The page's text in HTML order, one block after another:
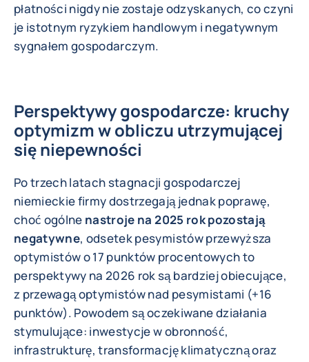
płatności nigdy nie zostaje odzyskanych, co czyni
je istotnym ryzykiem handlowym i negatywnym
sygnałem gospodarczym.
Perspektywy gospodarcze: kruchy
optymizm w obliczu utrzymującej
się niepewności
Po trzech latach stagnacji gospodarczej
niemieckie firmy dostrzegają jednak poprawę,
choć ogólne nastroje na 2025 rok pozostają
negatywne, odsetek pesymistów przewyższa
optymistów o 17 punktów procentowych to
perspektywy na 2026 rok są bardziej obiecujące,
z przewagą optymistów nad pesymistami (+16
punktów). Powodem są oczekiwane działania
stymulujące: inwestycje w obronność,
infrastrukturę, transformację klimatyczną oraz